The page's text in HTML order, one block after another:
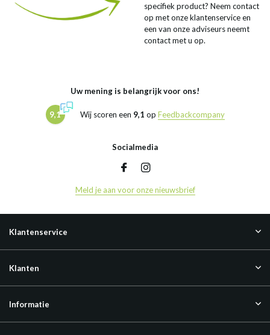
specifiek product? Neem contact
op met onze klantenservice en
een van onze adviseurs neemt
contact met u op.
Uw mening is belangrijk voor ons!
9,1 Wij scoren een 9,1 op Feedbackcompany
Socialmedia
Meld je aan voor onze nieuwsbrief
Klantenservice
Klanten
Informatie